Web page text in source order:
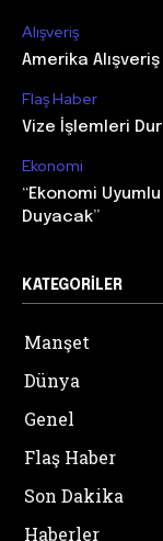
Alışveriş
Amerika
Flaş Haber
Vize İşlemleri
Ekonomi
“Ekonomi
Duyacak”
KATEGORILER
Manşet
Dünya
Genel
Flaş Haber
Son Dakika
Haberler